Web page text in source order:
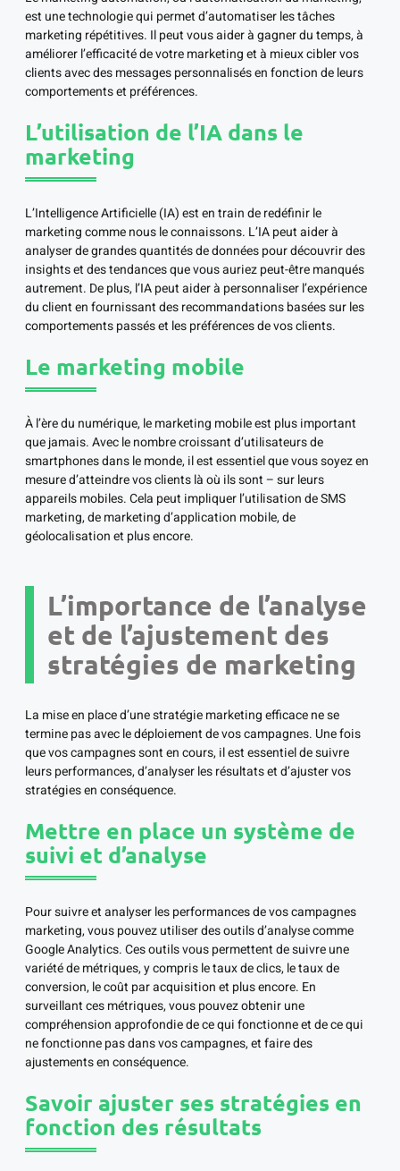
est une technologie qui permet d’automatiser les tâches
marketing répétitives. Il peut vous aider à gagner du temps, à
améliorer l’efficacité de votre marketing et à mieux cibler vos
clients avec des messages personnalisés en fonction de leurs
comportements et préférences.
L’utilisation de l’IA dans le
marketing
L’Intelligence Artificielle (IA) est en train de redéfinir le
marketing comme nous le connaissons. L’IA peut aider à
analyser de grandes quantités de données pour découvrir des
insights et des tendances que vous auriez peut-être manqués
autrement. De plus, l’IA peut aider à personnaliser l’expérience
du client en fournissant des recommandations basées sur les
comportements passés et les préférences de vos clients.
Le marketing mobile
À l’ère du numérique, le marketing mobile est plus important
que jamais. Avec le nombre croissant d’utilisateurs de
smartphones dans le monde, il est essentiel que vous soyez en
mesure d’atteindre vos clients là où ils sont – sur leurs
appareils mobiles. Cela peut impliquer l’utilisation de SMS
marketing, de marketing d’application mobile, de
géolocalisation et plus encore.
L’importance de l’analyse
et de l’ajustement des
stratégies de marketing
La mise en place d’une stratégie marketing efficace ne se
termine pas avec le déploiement de vos campagnes. Une fois
que vos campagnes sont en cours, il est essentiel de suivre
leurs performances, d’analyser les résultats et d’ajuster vos
stratégies en conséquence.
Mettre en place un système de
suivi et d’analyse
Pour suivre et analyser les performances de vos campagnes
marketing, vous pouvez utiliser des outils d’analyse comme
Google Analytics. Ces outils vous permettent de suivre une
variété de métriques, y compris le taux de clics, le taux de
conversion, le coût par acquisition et plus encore. En
surveillant ces métriques, vous pouvez obtenir une
compréhension approfondie de ce qui fonctionne et de ce qui
ne fonctionne pas dans vos campagnes, et faire des
ajustements en conséquence.
Savoir ajuster ses stratégies en
fonction des résultats